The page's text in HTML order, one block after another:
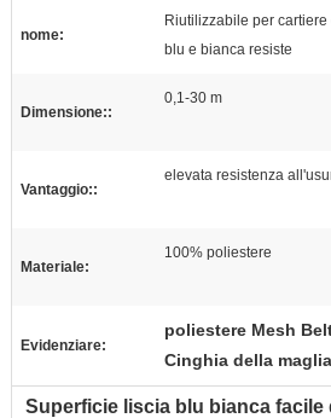
nome:
Riutilizzabile per
blu e bianca resiste
Dimensione::
0,1-30 m
Vantaggio::
elevata resistenza
Materiale:
100% poliestere
Evidenziare:
poliestere Mesh
Cinghia della
Superficie liscia blu bianca facile